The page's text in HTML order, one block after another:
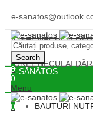
e-
IONEL NECULAI
IONEL NECULAI
Search
0
0
Menu
0
E-SĂNĂTOS
BAUTURI